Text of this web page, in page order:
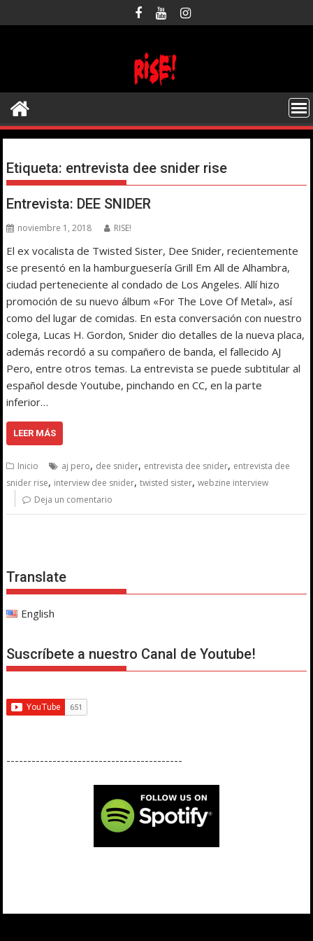
al
Etiqueta: entrevista dee snider rise
Entrevista: DEE SNIDER
noviembre 1, 2018 RISE!
El ex vocalista de Twisted Sister, Dee Snider, recientemente
se presentó en la hamburguesería Grill Em All de Alhambra,
ciudad perteneciente al condado de Los Angeles. Allí hizo
promoción de su nuevo álbum «For The Love Of Metal», así
como del lugar de comidas. En esta conversación con nuestro
colega, Lucas H. Gordon, Snider dio detalles de la nueva placa,
además recordó a su compañero de banda, el fallecido AJ
Pero, entre otros temas. La entrevista se puede subtitular al
español desde Youtube, pinchando en CC, en la parte
inferior…
LEER MÁS
Inicio aj pero, dee snider, entrevista dee snider, entrevista dee
snider rise, interview dee snider,twisted sister,webzine interview
Deja un comentario
Translate
English
Suscríbete a nuestro Canal de Youtube!
------------------------------------------